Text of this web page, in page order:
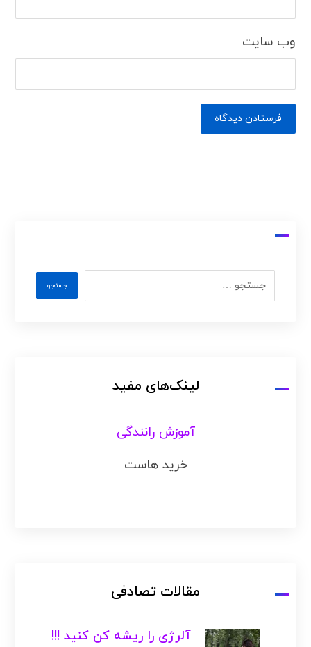
وب‌ سایت
لینک‌های مفید
آموزش رانندگی
خرید هاست
مقالات تصادفی
آلرژی را ریشه کن کنید !!!